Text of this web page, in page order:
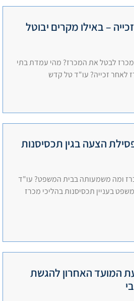
– באילו מקרים יבוטל
לבטל את המכרז? מהי עמדת בתי
לאחר זכייה? עו"ד טל קדש
הצעה בגין תכסיסנות
ומה משמעותה בבית המשפט? עו"ד
בעניין תכסיסנות בהליכי מכרז
המועד האחרון להגשת